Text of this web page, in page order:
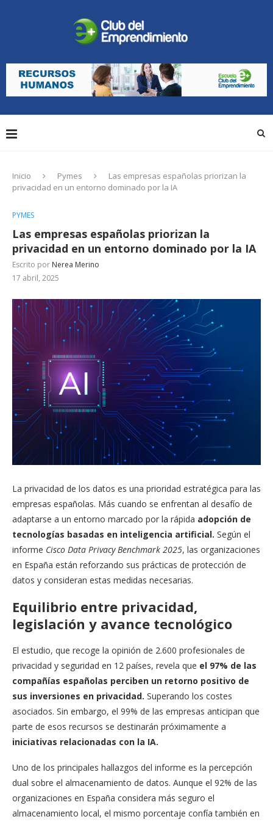
Inicio Pymes
Las empresas españolas priorizan la
privacidad en un entorno dominado por la IA
PYMES
Las empresas españolas priorizan la
privacidad en un entorno dominado por la IA
Escrito por Nerea Merino
17 abril, 2025
La privacidad de los datos es una prioridad estratégica para las
empresas españolas. Más cuando se enfrentan al desafío de
adaptarse a un entorno marcado por la rápida adopción de
tecnologías basadas en inteligencia artificial. Según el
informe Cisco Data Privacy Benchmark 2025, las organizaciones
en España están reforzando sus prácticas de protección de
datos y consideran estas medidas necesarias.
Equilibrio entre privacidad,
legislación y avance tecnológico
El estudio, que recoge la opinión de 2.600 profesionales de
privacidad y seguridad en 12 países, revela que el 97% de las
compañías españolas perciben un retorno positivo de
sus inversiones en privacidad. Superando los costes
asociados. Sin embargo, el 99% de las empresas anticipan que
parte de esos recursos se destinarán próximamente a
iniciativas relacionadas con la IA.
Uno de los principales hallazgos del informe es la percepción
dual sobre el almacenamiento de datos. Aunque el 92% de las
organizaciones en España considera más seguro el
almacenamiento local, el mismo porcentaje confía también en